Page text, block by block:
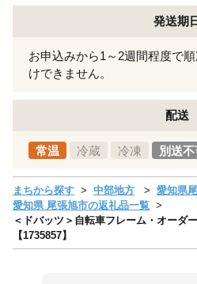
発送期
お申込みから1～2週間程度で
けできません。
配送
常温 冷蔵 冷凍 別送
まちから探す 中部地方
愛知県
愛知県 尾張旭市の返礼品一覧
＜ドバッツ＞自転車フレーム・オーダ
【1735857】